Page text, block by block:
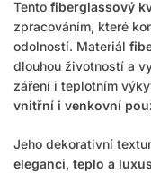
Tento fiberglassový
zpracováním, které
odolností. Materiál
dlouhou životností a
záření i teplotním
vnitřní i venkovní
Jeho dekorativní
eleganci, teplo a